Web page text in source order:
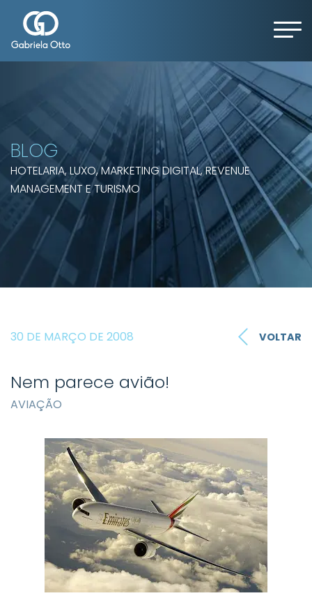
BLOG
HOTELARIA, LUXO, MARKETING DIGITAL, REVENUE
MANAGEMENT E TURISMO
30 DE MARÇO DE 2008 VOLTAR
Nem parece avião!
AVIAÇÃO